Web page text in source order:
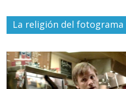
La religión del fotograma